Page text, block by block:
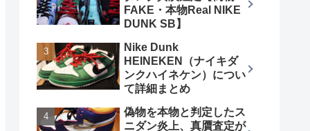
FAKE・本物Real NIKE
DUNK SB】
Nike Dunk
HEINEKEN（ナイキダ
ンクハイネケン）につい
て詳細まとめ
偽物を本物と判定したス
ニダン炎上、真贋査定が